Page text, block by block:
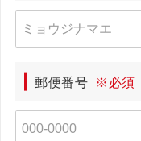
郵便番号 ※必須